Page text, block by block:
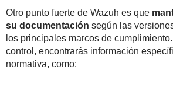
Otro punto fuerte de Wazuh es que
su documentación según las
los principales marcos de
control, encontrarás información
normativa, como: